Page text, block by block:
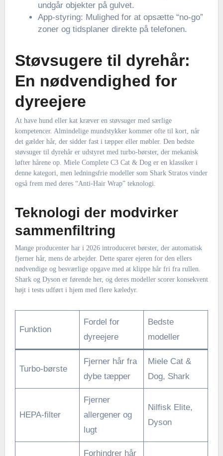
undgår objekter på gulvet.
App-styring: Mulighed for at opsætte “no-go”
zoner og tidsplaner direkte på telefonen.
Støvsugere til dyrehår:
En nødvendighed for
dyreejere
At have hund eller kat kræver en støvsuger med særlige
kompetencer. Almindelige mundstykker kommer ofte til kort, når
det gælder hår, der sidder fast i tæpper eller møbler. Den bedste
støvsuger til dyrehår er udstyret med turbo-børster, der mekanisk
løfter hårene op. Miele Complete C3 Cat & Dog er en klassiker i
denne kategori, men ledningsfrie modeller som Shark Stratos vinder
også frem med deres “Anti-Hair Wrap” teknologi.
Teknologi der modvirker
sammenfiltring
Mange producenter har i 2026 introduceret børster, der automatisk
fjerner hår, mens de arbejder. Dette sparer ejeren for den ellers
nødvendige og besværlige opgave med at klippe hår fri fra rullen.
Shark og Dyson er førende her, og deres modeller scorer konsekvent
højt i tests udført i hjem med flere kæledyr.
Funktion
Fordel for
dyreejere
Bedste
modeller
Turbo-børste
Fjerner hår fra
dybe tæpper
Miele Cat &
Dog, Shark
HEPA-filter
Fjerner
allergener og
lugt
Nilfisk Elite,
Dyson
Forhindrer hår